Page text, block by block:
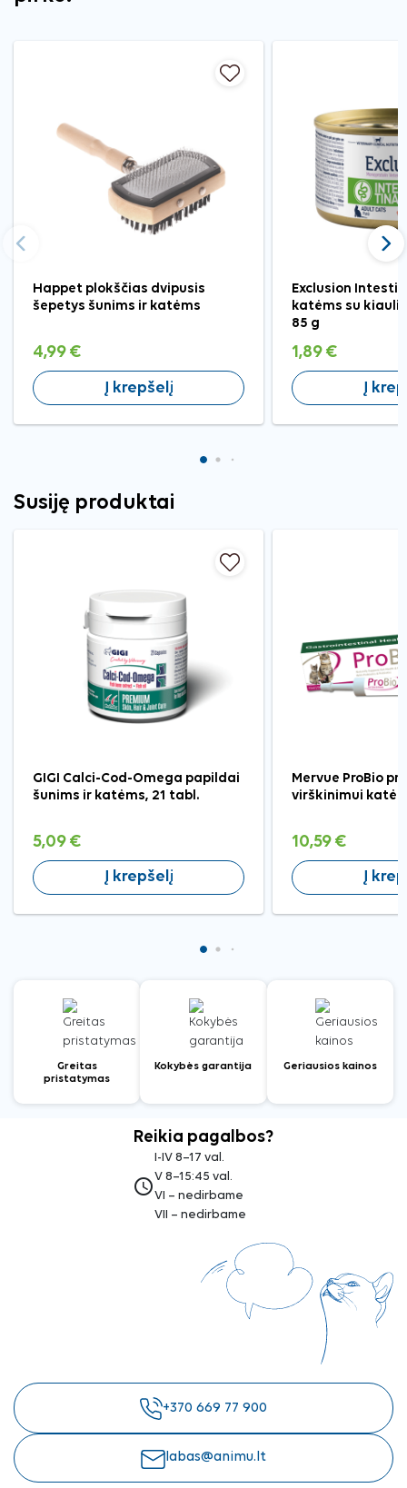
Happet plokščias dvipusis
šepetys šunims ir katėms
4,99 €
Į krepšelį
Exclusion
katėms su
85 g
1,89 €
Į
Ankstesnis
Susiję produktai
GIGI Calci-Cod-Omega papildai
šunims ir katėms, 21 tabl.
5,09 €
Į krepšelį
Mervue ProBio
virškinimui
10,59 €
Į
Greitas
pristatymas
Kokybės garantija Geriausios kainos
Reikia pagalbos?
access_time
I-IV 8–17 val.
V 8–15:45 val.
VI – nedirbame
VII – nedirbame
+370 669 77 900
labas@animu.lt